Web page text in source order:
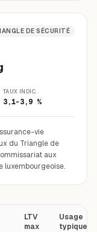
DE SÉCURITÉ
TAUX INDIC.
3,1-3,9 %
vie
du Triangle de
aux
luxembourgeoise.
LTV
max
Usage
typique